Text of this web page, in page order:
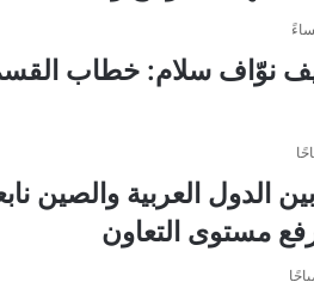
نوّاف سلام: خطاب
الدول العربية والصين
مستوى التعاون